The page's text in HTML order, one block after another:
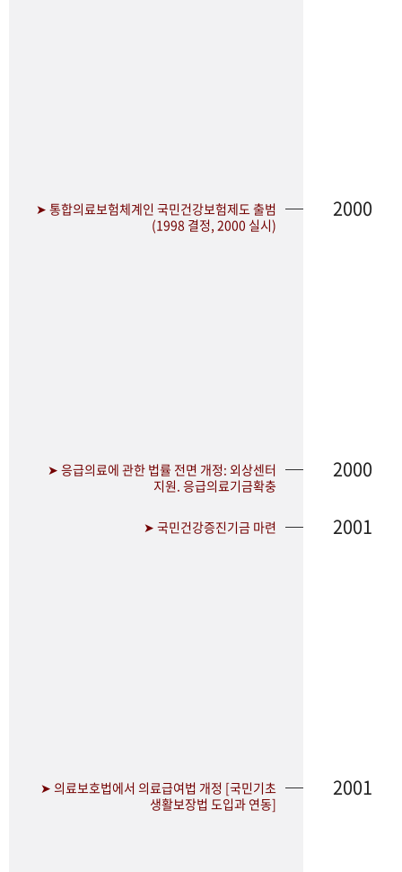
➤ 통합의료보험체계인 국민건강보험제도 출범
(1998 결정, 2000 실시)
2000
➤ 응급의료에 관한 법률 전면 개정: 외상센터
지원. 응급의료기금확충
2000
➤ 국민건강증진기금 마련 2001
➤ 의료보호법에서 의료급여법 개정 [국민기초
생활보장법 도입과 연동]
2001